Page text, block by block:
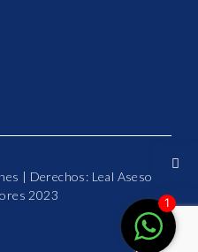
| Derechos: Leal Asesores
2023
1